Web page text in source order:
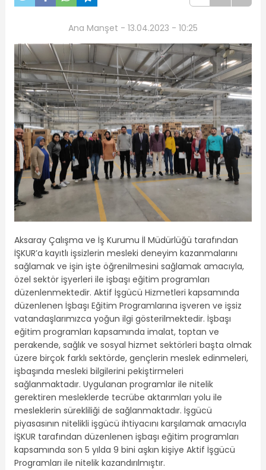
Ana Manşet - 13.04.2023 - 10:25
Aksaray Çalışma ve İş Kurumu İl Müdürlüğü tarafından
İŞKUR’a kayıtlı işsizlerin mesleki deneyim kazanmalarını
sağlamak ve işin işte öğrenilmesini sağlamak amacıyla,
özel sektör işyerleri ile işbaşı eğitim programları
düzenlenmektedir. Aktif İşgücü Hizmetleri kapsamında
düzenlenen İşbaşı Eğitim Programlarına işveren ve işsiz
vatandaşlarımızca yoğun ilgi gösterilmektedir. İşbaşı
eğitim programları kapsamında imalat, toptan ve
perakende, sağlık ve sosyal hizmet sektörleri başta olmak
üzere birçok farklı sektörde, gençlerin meslek edinmeleri,
işbaşında mesleki bilgilerini pekiştirmeleri
sağlanmaktadır. Uygulanan programlar ile nitelik
gerektiren mesleklerde tecrübe aktarımları yolu ile
mesleklerin sürekliliği de sağlanmaktadır. İşgücü
piyasasının nitelikli işgücü ihtiyacını karşılamak amacıyla
İŞKUR tarafından düzenlenen işbaşı eğitim programları
kapsamında son 5 yılda 9 bini aşkın kişiye Aktif İşgücü
Programları ile nitelik kazandırılmıştır.